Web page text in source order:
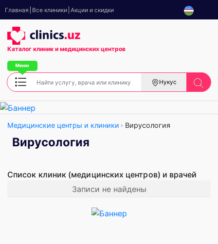
Главная Все клиники Акции и скидки
Каталог клиник и медицинских центров
Нукус
Медицинские центры и клиники Вирусология
Вирусология
Список клиник (медицинских центров) и врачей
Записи не найдены